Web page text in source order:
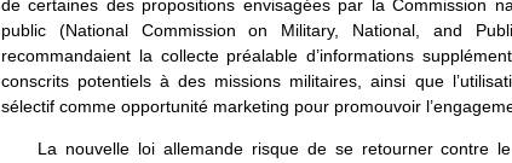
de certaines des propositions envisagées par la Commission
public (National Commission on Military, National, and
recommandaient la collecte préalable d’informations
conscrits potentiels à des missions militaires, ainsi que
sélectif comme opportunité marketing pour promouvoir
La nouvelle loi allemande risque de se retourner contre